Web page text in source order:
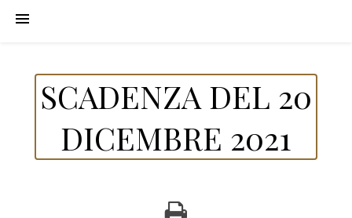
SCADENZA DEL 20
DICEMBRE 2021